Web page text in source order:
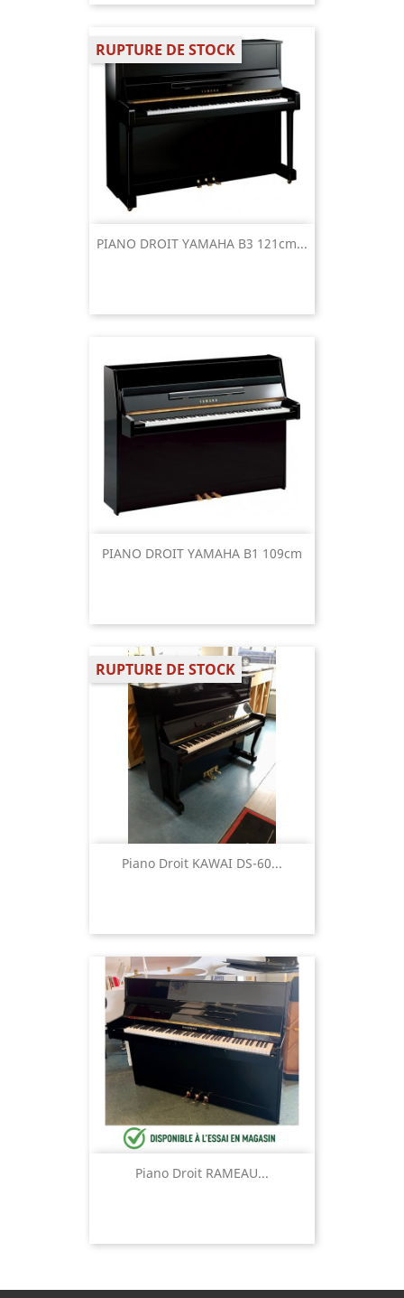
PIANO DROIT YAMAHA B3 121cm...
RUPTURE DE STOCK
PIANO DROIT YAMAHA B1 109cm
Piano Droit KAWAI DS-60...
RUPTURE DE STOCK
Piano Droit RAMEAU...